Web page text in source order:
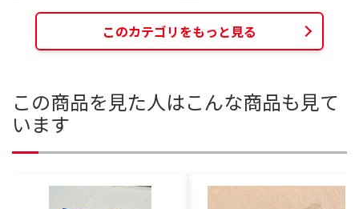
このカテゴリをもっと見る
この商品を見た人はこんな商品も見て
います